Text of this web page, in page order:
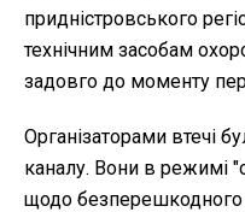
придністровського
технічним засобам
задовго до моменту
Організаторами втечі
каналу. Вони в режимі
щодо безперешкодного